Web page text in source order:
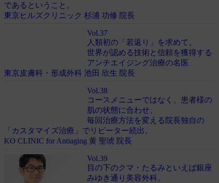
であるということ。
東京ヒルズクリニック 杉浦 功修 院長
Vol.37
人類初の「若返り」を求めて。
世界が認める技術と信頼を獲得する
アンチエイジング治療の名医
東京皮膚科・形成外科 池田 欣生 院長
Vol.38
コースメニューではなく、患者様の
肌の状態に合わせ、
毎回治療方法を変える院長独自の
「カスタマイズ治療」でリピーター続出。
KO CLINIC for Antiaging 黄 聖琥 院長
Vol.39
目の下のクマ・たるみといえば銀座
みゆき通り美容外科。